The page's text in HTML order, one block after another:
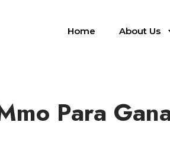
Home About Us
Para